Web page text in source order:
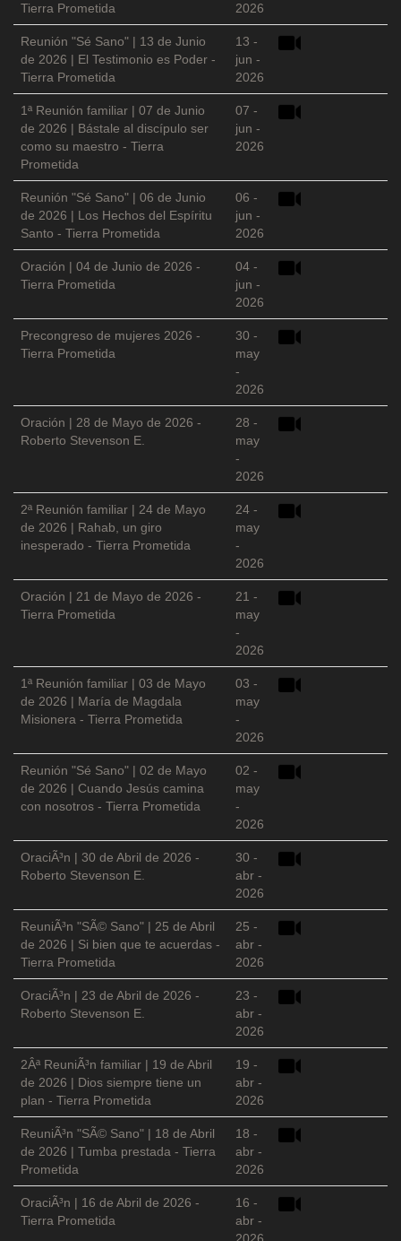
Tierra Prometida
2026
Reunión "Sé Sano" | 13 de Junio
de 2026 | El Testimonio es Poder -
Tierra Prometida
13 -
jun -
2026
1ª Reunión familiar | 07 de Junio
de 2026 | Bástale al discípulo ser
como su maestro - Tierra
Prometida
07 -
jun -
2026
Reunión "Sé Sano" | 06 de Junio
de 2026 | Los Hechos del Espíritu
Santo - Tierra Prometida
06 -
jun -
2026
Oración | 04 de Junio de 2026 -
Tierra Prometida
04 -
jun -
2026
Precongreso de mujeres 2026 -
Tierra Prometida
30 -
may
-
2026
Oración | 28 de Mayo de 2026 -
Roberto Stevenson E.
28 -
may
-
2026
2ª Reunión familiar | 24 de Mayo
de 2026 | Rahab, un giro
inesperado - Tierra Prometida
24 -
may
-
2026
Oración | 21 de Mayo de 2026 -
Tierra Prometida
21 -
may
-
2026
1ª Reunión familiar | 03 de Mayo
de 2026 | María de Magdala
Misionera - Tierra Prometida
03 -
may
-
2026
Reunión "Sé Sano" | 02 de Mayo
de 2026 | Cuando Jesús camina
con nosotros - Tierra Prometida
02 -
may
-
2026
OraciÃ³n | 30 de Abril de 2026 -
Roberto Stevenson E.
30 -
abr -
2026
ReuniÃ³n "SÃ© Sano" | 25 de Abril
de 2026 | Si bien que te acuerdas -
Tierra Prometida
25 -
abr -
2026
OraciÃ³n | 23 de Abril de 2026 -
Roberto Stevenson E.
23 -
abr -
2026
2Âª ReuniÃ³n familiar | 19 de Abril
de 2026 | Dios siempre tiene un
plan - Tierra Prometida
19 -
abr -
2026
ReuniÃ³n "SÃ© Sano" | 18 de Abril
de 2026 | Tumba prestada - Tierra
Prometida
18 -
abr -
2026
OraciÃ³n | 16 de Abril de 2026 -
Tierra Prometida
16 -
abr -